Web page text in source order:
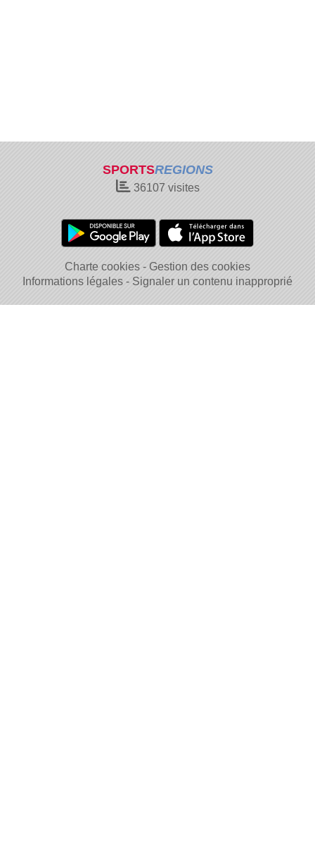
SPORTSREGIONS
36107 visites
Charte cookies
Gestion des cookies
Informations légales
Signaler un contenu inapproprié